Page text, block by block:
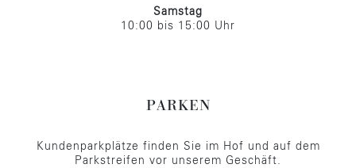
Samstag
10:00 bis 15:00 Uhr
PARKEN
Kundenparkplätze finden Sie im Hof und auf dem
Parkstreifen vor unserem Geschäft.